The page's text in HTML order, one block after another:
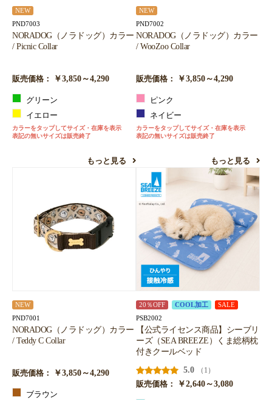
NEW
PND7003
NORADOG（ノラドッグ）カラー
/ Picnic Collar
販売価格： ￥3,850～4,290
グリーン
イエロー
カラーをタップしてサイズ・在庫を表示
表記の無いサイズは販売終了
もっと見る
NEW
PND7002
NORADOG（ノラドッグ）カラー
/ WooZoo Collar
販売価格： ￥3,850～4,290
ピンク
ネイビー
カラーをタップしてサイズ・在庫を表示
表記の無いサイズは販売終了
もっと見る
NEW
PND7001
NORADOG（ノラドッグ）カラー
/ Teddy C Collar
販売価格： ￥3,850～4,290
ブラウン
20％OFF COOL加工 SALE
PSB2002
【公式ライセンス商品】シーブリ
ーズ（SEA BREEZE）くま総柄枕
付きクールベッド
5.0
（1）
販売価格：
￥2,640～3,080